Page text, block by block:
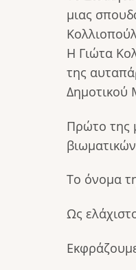
μιας
Η Γιώτα
της
Δημοτικού
Πρώτο της
Το όνομα
Ως